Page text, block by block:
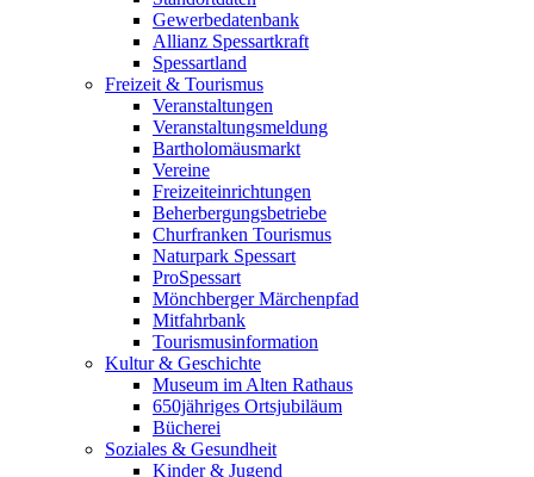
Gewerbedatenbank
Allianz Spessartkraft
Spessartland
Freizeit & Tourismus
Veranstaltungen
Veranstaltungsmeldung
Bartholomäusmarkt
Vereine
Freizeiteinrichtungen
Beherbergungsbetriebe
Churfranken Tourismus
Naturpark Spessart
ProSpessart
Mönchberger Märchenpfad
Mitfahrbank
Tourismusinformation
Kultur & Geschichte
Museum im Alten Rathaus
650jähriges Ortsjubiläum
Bücherei
Soziales & Gesundheit
Kinder & Jugend